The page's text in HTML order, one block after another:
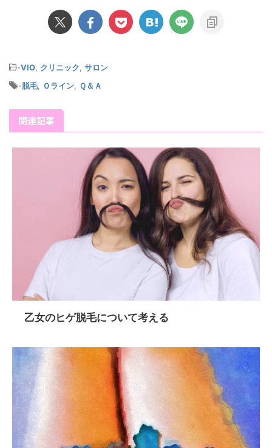
-VIO クリニック サロン
-脱毛, Ｏライン Ｑ＆Ａ
関連記事
乙女のヒゲ脱毛について考える